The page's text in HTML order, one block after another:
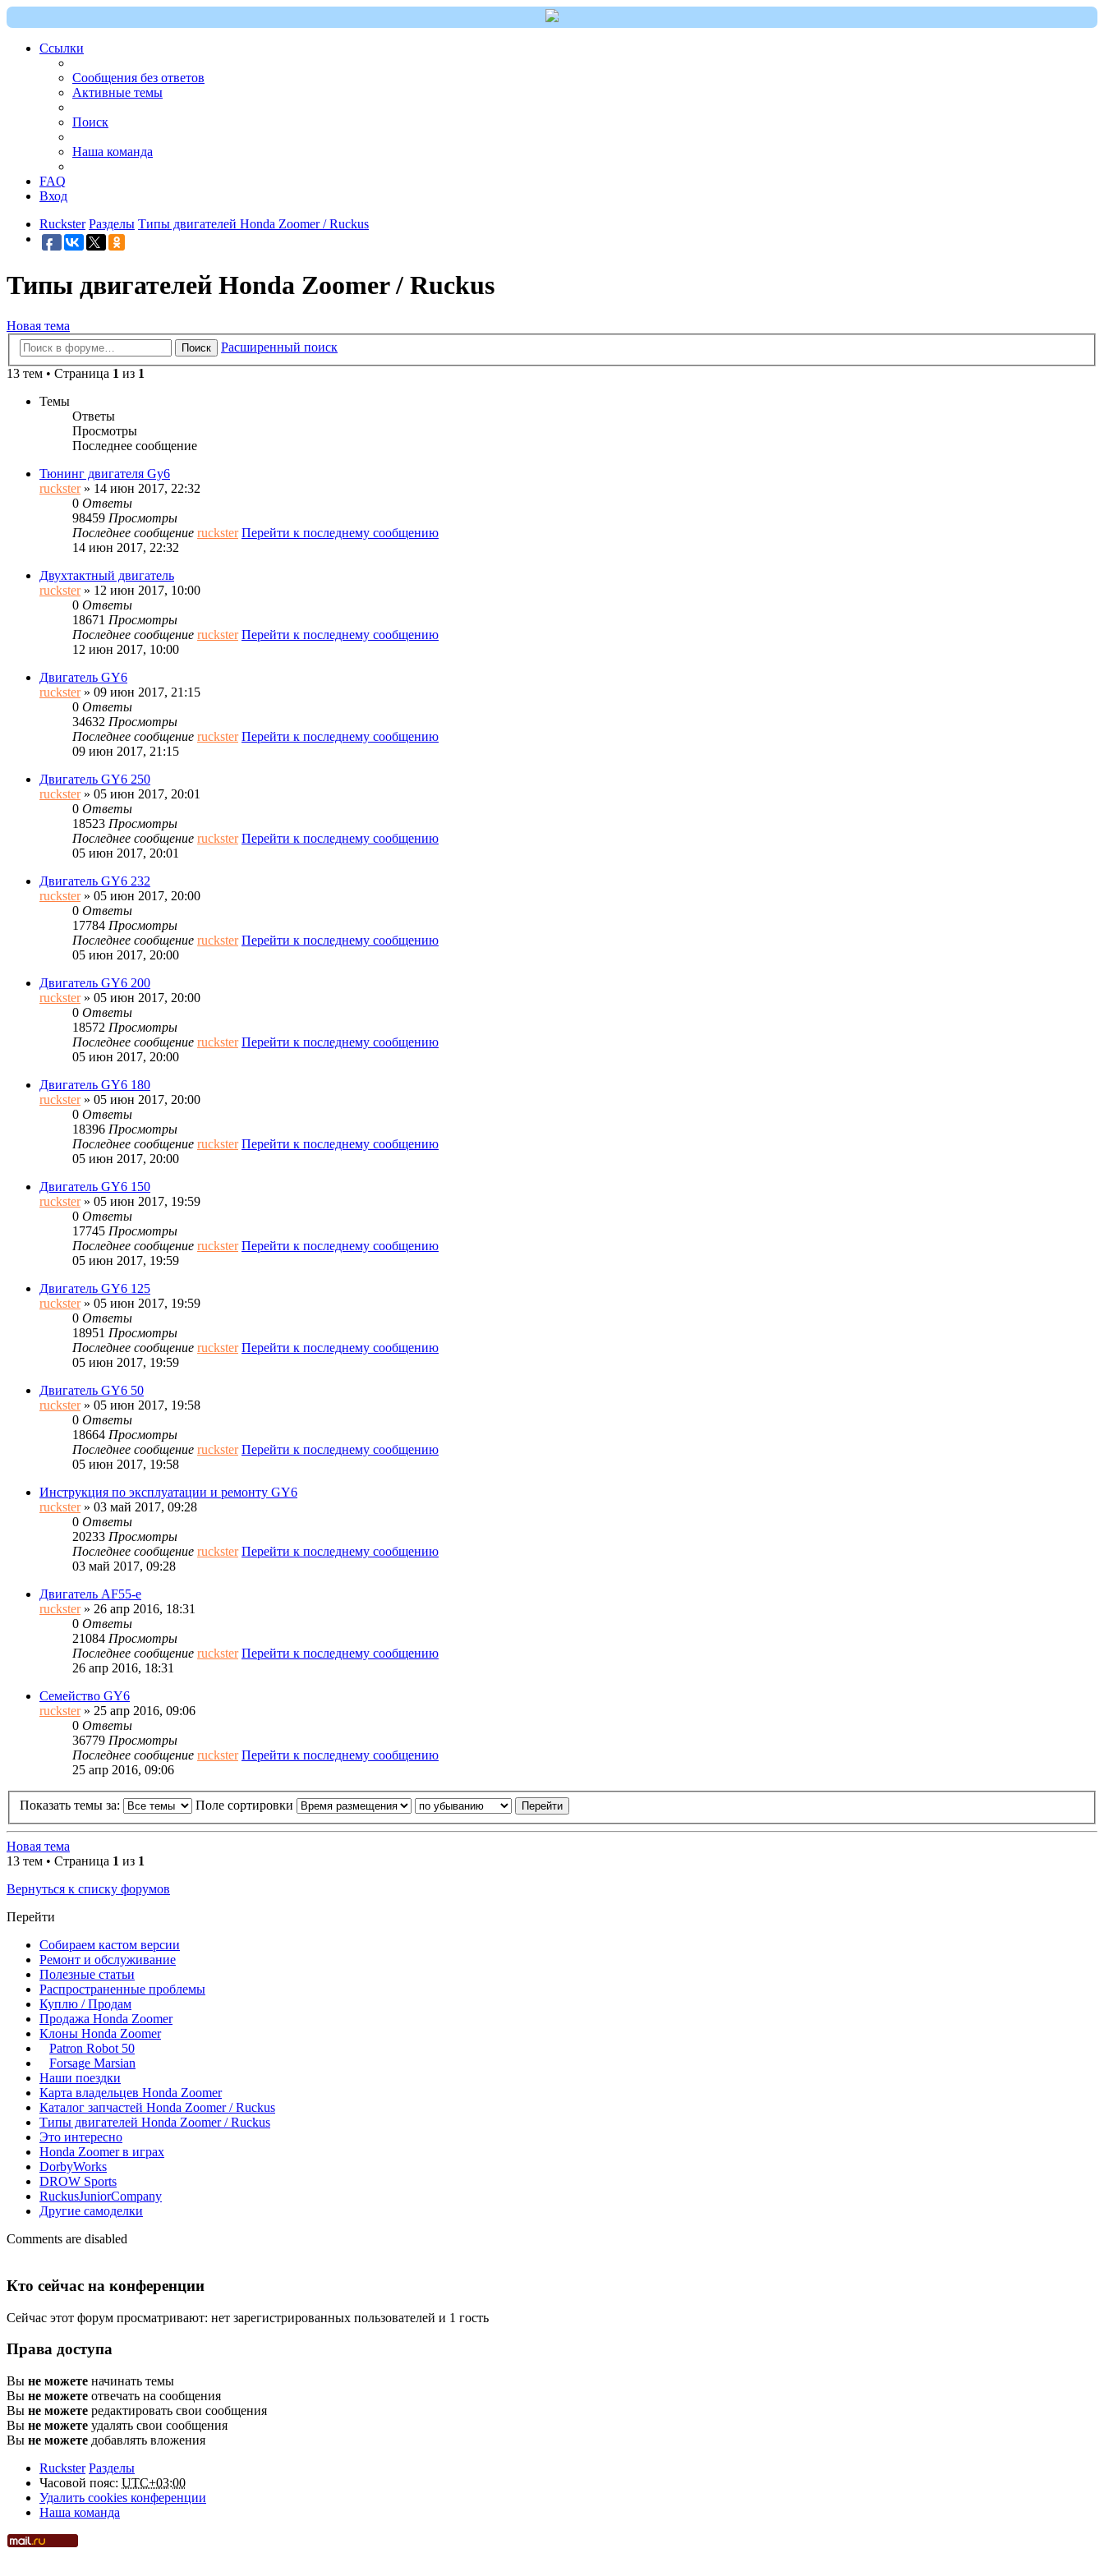
Ссылки
Сообщения без ответов
Активные темы
Поиск
Наша команда
FAQ
Вход
Ruckster Разделы Типы двигателей Honda Zoomer / Ruckus
Типы двигателей Honda Zoomer / Ruckus
Новая тема
Поиск
Расширенный поиск
13 тем • Страница 1 из 1
Темы
Ответы
Просмотры
Последнее сообщение
Тюнинг двигателя Gy6
ruckster» 14 июн 2017, 22:32
0 Ответы
98459 Просмотры
Последнее сообщение ruckster Перейти к последнему сообщению
14 июн 2017, 22:32
Двухтактный двигатель
ruckster» 12 июн 2017, 10:00
0 Ответы
18671 Просмотры
Последнее сообщение ruckster Перейти к последнему сообщению
12 июн 2017, 10:00
Двигатель GY6
ruckster» 09 июн 2017, 21:15
0 Ответы
34632 Просмотры
Последнее сообщение ruckster Перейти к последнему сообщению
09 июн 2017, 21:15
Двигатель GY6 250
ruckster» 05 июн 2017, 20:01
0 Ответы
18523 Просмотры
Последнее сообщение ruckster Перейти к последнему сообщению
05 июн 2017, 20:01
Двигатель GY6 232
ruckster» 05 июн 2017, 20:00
0 Ответы
17784 Просмотры
Последнее сообщение ruckster Перейти к последнему сообщению
05 июн 2017, 20:00
Двигатель GY6 200
ruckster» 05 июн 2017, 20:00
0 Ответы
18572 Просмотры
Последнее сообщение ruckster Перейти к последнему сообщению
05 июн 2017, 20:00
Двигатель GY6 180
ruckster» 05 июн 2017, 20:00
0 Ответы
18396 Просмотры
Последнее сообщение ruckster Перейти к последнему сообщению
05 июн 2017, 20:00
Двигатель GY6 150
ruckster» 05 июн 2017, 19:59
0 Ответы
17745 Просмотры
Последнее сообщение ruckster Перейти к последнему сообщению
05 июн 2017, 19:59
Двигатель GY6 125
ruckster» 05 июн 2017, 19:59
0 Ответы
18951 Просмотры
Последнее сообщение ruckster Перейти к последнему сообщению
05 июн 2017, 19:59
Двигатель GY6 50
ruckster» 05 июн 2017, 19:58
0 Ответы
18664 Просмотры
Последнее сообщение ruckster Перейти к последнему сообщению
05 июн 2017, 19:58
Инструкция по эксплуатации и ремонту GY6
ruckster» 03 май 2017, 09:28
0 Ответы
20233 Просмотры
Последнее сообщение ruckster Перейти к последнему сообщению
03 май 2017, 09:28
Двигатель AF55-e
ruckster» 26 апр 2016, 18:31
0 Ответы
21084 Просмотры
Последнее сообщение ruckster Перейти к последнему сообщению
26 апр 2016, 18:31
Семейство GY6
ruckster» 25 апр 2016, 09:06
0 Ответы
36779 Просмотры
Последнее сообщение ruckster Перейти к последнему сообщению
25 апр 2016, 09:06
Показать темы за: Поле сортировки
Новая тема
13 тем • Страница 1 из 1
Вернуться к списку форумов
Перейти
Собираем кастом версии
Ремонт и обслуживание
Полезные статьи
Распространенные проблемы
Куплю / Продам
Продажа Honda Zoomer
Клоны Honda Zoomer
Patron Robot 50
Forsage Marsian
Наши поездки
Карта владельцев Honda Zoomer
Каталог запчастей Honda Zoomer / Ruckus
Типы двигателей Honda Zoomer / Ruckus
Это интересно
Honda Zoomer в играх
DorbyWorks
DROW Sports
RuckusJuniorCompany
Другие самоделки
Comments are disabled
Кто сейчас на конференции
Сейчас этот форум просматривают: нет зарегистрированных пользователей и 1 гость
Права доступа
Вы не можете начинать темы
Вы не можете отвечать на сообщения
Вы не можете редактировать свои сообщения
Вы не можете удалять свои сообщения
Вы не можете добавлять вложения
Ruckster Разделы
Часовой пояс: UTC+03:00
Удалить cookies конференции
Наша команда